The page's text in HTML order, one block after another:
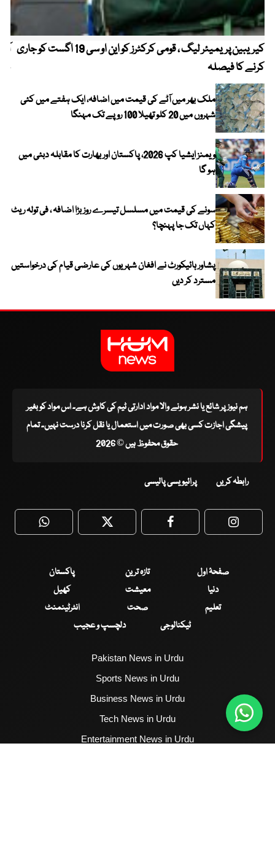
کیریبین پریمیئر لیگ ، قومی کرکٹرز کو این او سی 19 اگست کو جاری
کرنے کا فیصلہ
ملک بھر میں آٹے کی قیمت میں اضافہ، ایک ہفتے میں کئی
شہروں میں 20 کلو تھیلا 100 روپے تک مہنگا
ویمنز ایشیا کپ 2026، پاکستان اور بھارت کا مقابلہ دبئی میں
ہو گا
سونے کی قیمت میں مسلسل تیسرے روز بڑا اضافہ ، فی تولہ ریٹ
کہاں تک جا پہنچا؟
پشاور ہائیکورٹ نے افغان شہریوں کی عارضی قیام کی درخواستیں
مسترد کر دیں
ہم نیوز پر شائع یا نشر ہونے والا مواد ادارتی ٹیم کی کاوش ہے۔ اس مواد کو بغیر
پیشگی اجازت کسی بھی صورت میں استعمال یا نقل کرنا درست نہیں۔ تمام
حقوق محفوظ ہیں © 2026
رابطہ کریں پرائیویسی پالیسی
WhatsApp Twitter Facebook
صفحۂ اول تازہ ترین
پاکستان
دنیا
معیشت
کھیل
تعلیم
صحت
انٹرٹینمنٹ
ٹیکنالوجی
دلچسپ و عجیب
Pakistan News in Urdu
Sports News in Urdu
Business News in Urdu
Tech News in Urdu
Entertainment News in Urdu